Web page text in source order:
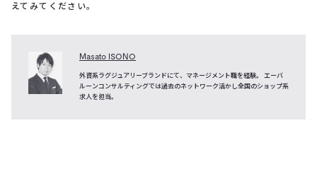
えてみてください。
Masato ISONO
外資系ラグジュアリーブランドにて、マネージメント職を経験。 エーバ
ルーンコンサルティングでは過去のネットワーク活かし全国のショップ系
求人を担当。